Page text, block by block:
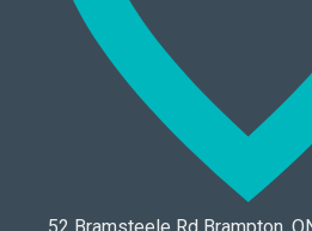
52 Bramsteele Rd Brampton,